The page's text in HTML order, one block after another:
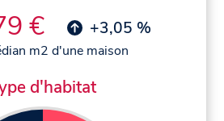
€ +3,05 %
m2 d'une maison
d'habitat